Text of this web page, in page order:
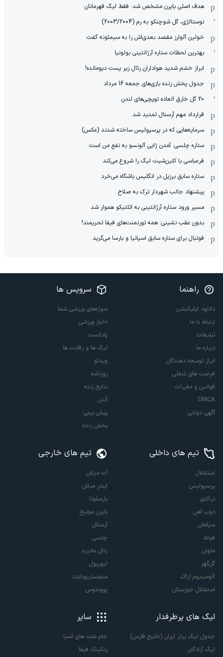
هدف اصلی بایرن مشخص شد: فقط لیگ قهرمانان
نوستالژی، گل شوچنکو به رم (2003/2004)
خولین آلوارز مقصد بعدی‌اش را به سیمئونه گفت
بهترین لحظات ستاره آرژانتینی بولونیا
ابراز خشم شدید هواداران رئال زیر پست دیومانده!
جدول پخش زنده بازی‌های جمعه 16 مرداد
20 گل خارق العاده توپچی‌های لندن
قرارداد مهم آرسنال تمدید شد
سرمایه‌هایی که در پرسپولیس ساخته شدند (عکس)
ستاره چلسی: آمدن ژابی آلونسو به نفع من است
فرعباسی با کلین‌شیت لیگ را شروع می‌کند
ستاره سابق برزیل در انگلیس باشگاه می‌خرد
پیشنهاد جالب شهردار ترک به صلاح
مسیر ورود ستاره آرژانتینی به اتلتیکو هموار شد
بدون عقب نشینی: همه تورنمنت‌های فیفا تحریمند!
فوتبال برای ستاره سابق اسپانیا و بارسا می‌گرید
راهنما
دانلود اپلیکیشن
ارتباط با ما
تبلیغات
درباره ما
ابزار توسعه دهندگان
فرصت های شغلی
قوانین و مقررات
DMCA
آگهی دولتی
سرویس ها
سوژه‌های ورزشی شما
اخبار ورزشی
پادکست
لیگ ها و رقابت ها
ویدئو
روزنامه
نتایج زنده
آنتن
پیش بینی
پخش زنده
تیم های داخلی
استقلال
پرسپولیس
تراکتور
ذوب آهن
سپاهان
فولاد
ملوان
گل‌گهر
آلومینیوم اراک
استقلال خوزستان
تیم های خارجی
آث میلان
اینتر میلان
بارسلونا
بایرن مونیخ
آرسنال
چلسی
رئال مادرید
لیورپول
منچستریونایتد
یوونتوس
لیگ های پرطرفدار
جدول لیگ برتر ایران (خلیج فارس)
لیگ آزادگان
سایر
جام ملت های آسیا
رنکینگ فیفا